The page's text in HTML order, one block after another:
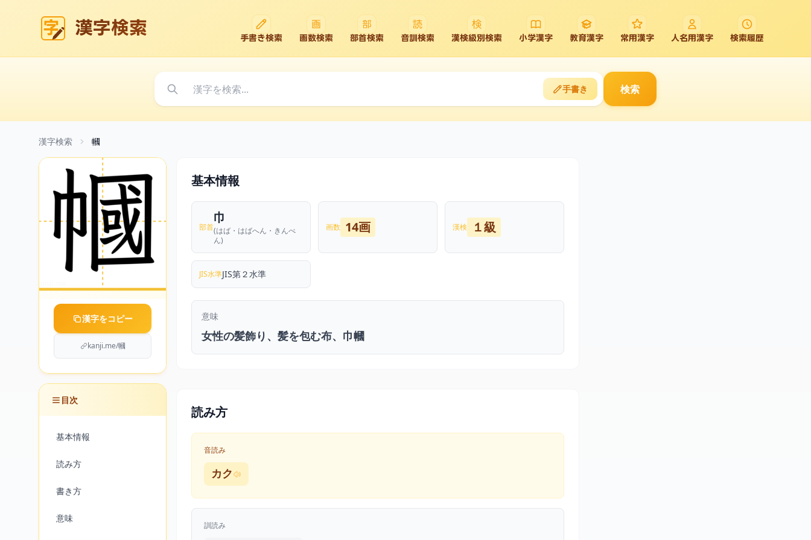
漢字検索 手書き検索 画数検索 部首検索 音訓検索 漢検級別検索 小学漢字 教育漢字 常用漢字 人名用漢字 検索履歴
手書き 検索
漢字検索 幗
漢字をコピー
kanji.me/幗
目次
基本情報
読み方
書き方
意味
基本情報
部首
巾
(はば・はばへん・きんべ
ん)
画数 14画 漢検 １級
JIS水準JIS第２水準
意味
女性の髪飾り、髪を包む布、巾幗
読み方
音読み
カク
訓読み